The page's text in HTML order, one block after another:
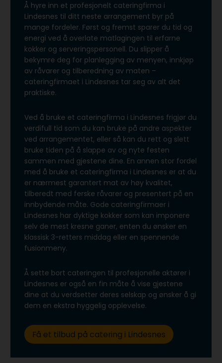
Å hyre inn et profesjonelt cateringfirma i
Lindesnes til ditt neste arrangement byr på
mange fordeler. Først og fremst sparer du tid og
energi ved å overlate matlagingen til erfarne
kokker og serveringspersonell. Du slipper å
bekymre deg for planlegging av menyen, innkjøp
av råvarer og tilberedning av maten –
cateringfirmaet i Lindesnes tar seg av alt det
praktiske.
Ved å bruke et cateringfirma i Lindesnes frigjør du
verdifull tid som du kan bruke på andre aspekter
ved arrangementet, eller så kan du rett og slett
bruke tiden på å slappe av og nyte festen
sammen med gjestene dine. En annen stor fordel
med å bruke et cateringfirma i Lindesnes er at du
er nærmest garantert mat av høy kvalitet,
tilberedt med ferske råvarer og presentert på en
innbydende måte. Gode cateringfirmaer i
Lindesnes har dyktige kokker som kan imponere
selv de mest kresne ganer, enten du ønsker en
klassisk 3-retters middag eller en spennende
fusionmeny.
Å sette bort cateringen til profesjonelle aktører i
Lindesnes er også en fin måte å vise gjestene
dine at du verdsetter deres selskap og ønsker å gi
dem en ekstra hyggelig opplevelse.
Få et tilbud på catering i Lindesnes